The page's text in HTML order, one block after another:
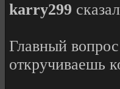
karry299
Главный
откручиваешь